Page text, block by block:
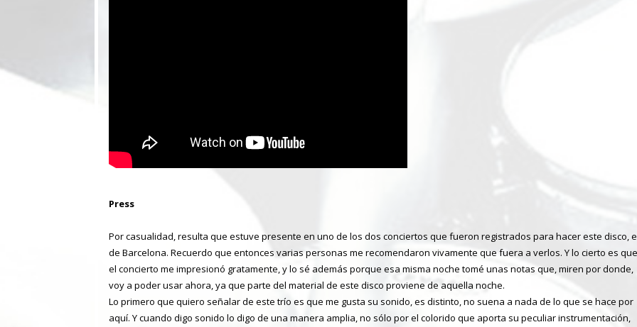
Press
Por casualidad, resulta que estuve presente en uno de los dos conciertos que fueron registrados para hacer este disco,
de Barcelona. Recuerdo que entonces varias personas me recomendaron vivamente que fuera a verlos. Y lo cierto es que
el concierto me impresionó gratamente, y lo sé además porque esa misma noche tomé unas notas que, miren por donde,
voy a poder usar ahora, ya que parte del material de este disco proviene de aquella noche.
Lo primero que quiero señalar de este trío es que me gusta su sonido, es distinto, no suena a nada de lo que se hace por
aquí. Y cuando digo sonido lo digo de una manera amplia, no sólo por el colorido que aporta su peculiar instrumentación,